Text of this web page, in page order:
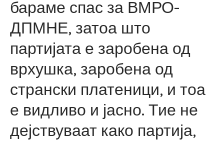
бараме спас за ВМРО-
ДПМНЕ, затоа што
партијата е заробена од
врхушка, заробена од
странски платеници, и тоа
е видливо и јасно. Тие не
дејствуваат како партија,